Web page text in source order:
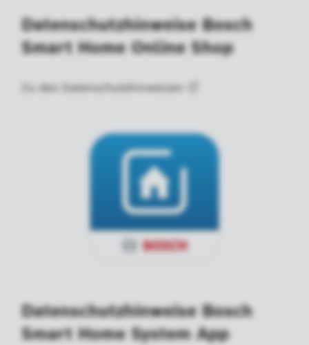
Datenschutzhinweise Bosch
Smart Home Online Shop
Zu den Datenschutzhinweisen
Datenschutzhinweise Bosch
Smart Home System App